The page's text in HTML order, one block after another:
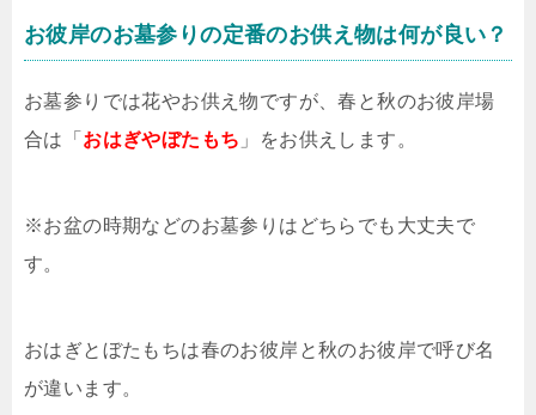
お彼岸のお墓参りの定番のお供え物は何が良い？
お墓参りでは花やお供え物ですが、春と秋のお彼岸場
合は「 おはぎやぼたもち 」をお供えします。
※お盆の時期などのお墓参りはどちらでも大丈夫で
す。
おはぎとぼたもちは春のお彼岸と秋のお彼岸で呼び名
が違います。